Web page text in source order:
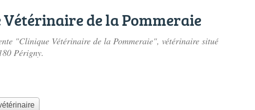
de la Pommeraie
"Clinique Vétérinaire de la Pommeraie", vétérinaire situé
Périgny.